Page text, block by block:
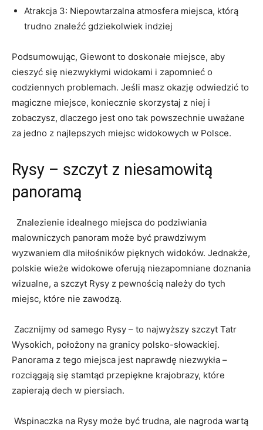
Atrakcja 3: Niepowtarzalna atmosfera ⁢miejsca, którą
trudno znaleźć gdziekolwiek indziej
Podsumowując, Giewont to doskonałe miejsce, aby⁤
cieszyć​ się niezwykłymi widokami i⁤ zapomnieć ‍o
codziennych problemach. Jeśli masz okazję odwiedzić to
magiczne miejsce, koniecznie skorzystaj z niej i
zobaczysz, ⁤dlaczego jest ono tak powszechnie uważane
za jedno z najlepszych⁢ miejsc widokowych w Polsce.
Rysy – szczyt z niesamowitą ​
panoramą
⁣ ​ Znalezienie idealnego miejsca do podziwiania
malowniczych⁤ panoram‍ może być prawdziwym
wyzwaniem dla miłośników pięknych widoków. ⁣Jednakże,
polskie wieże⁣ widokowe oferują niezapomniane‌ doznania
wizualne,⁣ a szczyt Rysy ​z pewnością należy do tych ​
miejsc, które nie zawodzą.
‌ Zacznijmy‌ od samego Rysy – to najwyższy ​szczyt Tatr
Wysokich, położony na granicy polsko-słowackiej.
Panorama z tego miejsca jest naprawdę niezwykła –
rozciągają się stamtąd przepiękne krajobrazy, które‌
zapierają dech w ‍piersiach.
⁣ ‌Wspinaczka na Rysy może być​ trudna,⁤ ale ​nagroda wartą ​